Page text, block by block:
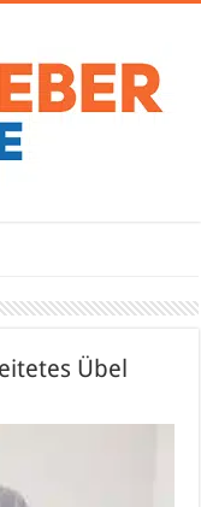
Übel
Übel